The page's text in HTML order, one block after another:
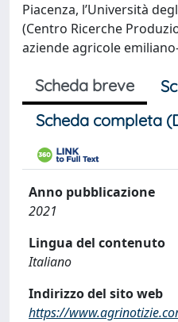
Piacenza, l’Università
(Centro Ricerche
aziende agricole
Scheda breve
Scheda completa
Anno pubblicazione
2021
Lingua del contenuto
Italiano
Indirizzo del sito web
https://